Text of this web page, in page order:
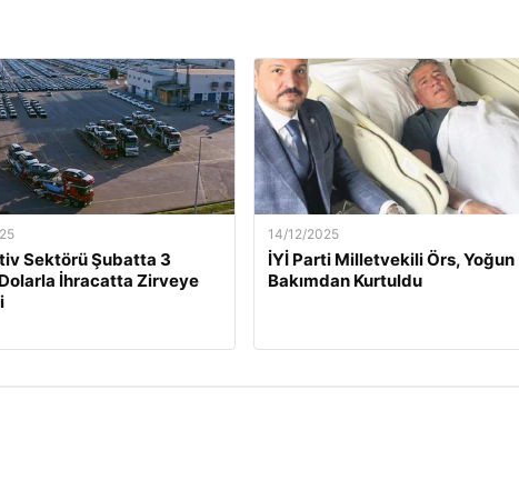
Sektörü Şubatta 3
İhracatta Zirveye
14/12/2025
İYİ Parti Milletvekili Örs, Yoğun
Bakımdan Kurtuldu